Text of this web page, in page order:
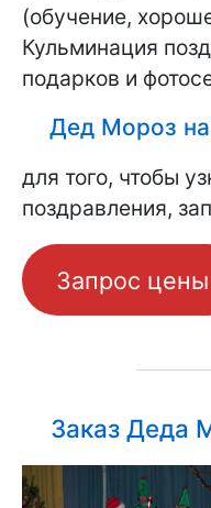
(обучение,
Кульминация
подарков и
Дед Мороз
для того, чтобы
поздравления,
Запрос цены
Заказ Деда